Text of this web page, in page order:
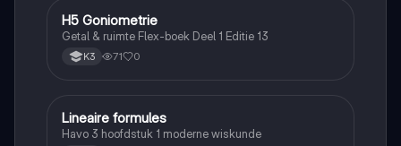
Wiskunde
H5 Goniometrie
Getal & ruimte Flex-boek Deel 1 Editie 13
K3 71 0
Wiskunde
Lineaire formules
Havo 3 hoofdstuk 1 moderne wiskunde